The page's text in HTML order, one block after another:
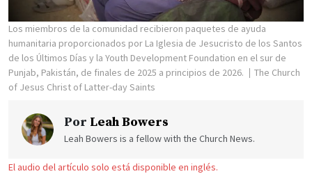
Los miembros de la comunidad recibieron paquetes de ayuda
humanitaria proporcionados por La Iglesia de Jesucristo de los Santos
de los Últimos Días y la Youth Development Foundation en el sur de
Punjab, Pakistán, de finales de 2025 a principios de 2026.
The Church
of Jesus Christ of Latter-day Saints
Por Leah Bowers
Leah Bowers is a fellow with the Church News.
El audio del artículo solo está disponible en inglés.